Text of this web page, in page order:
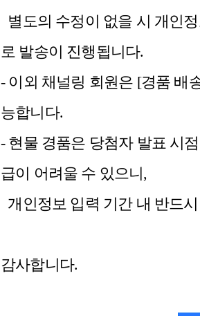
별도의 수정이 없을 시 개인
로 발송이 진행됩니다.
- 이외 채널링 회원은 [경품 배
능합니다.
- 현물 경품은 당첨자 발표 시
급이 어려울 수 있으니,
개인정보 입력 기간 내 반드
감사합니다.